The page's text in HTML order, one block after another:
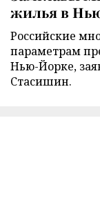
жилья в
Российские
параметрам
Нью-Йорке,
Стасишин.